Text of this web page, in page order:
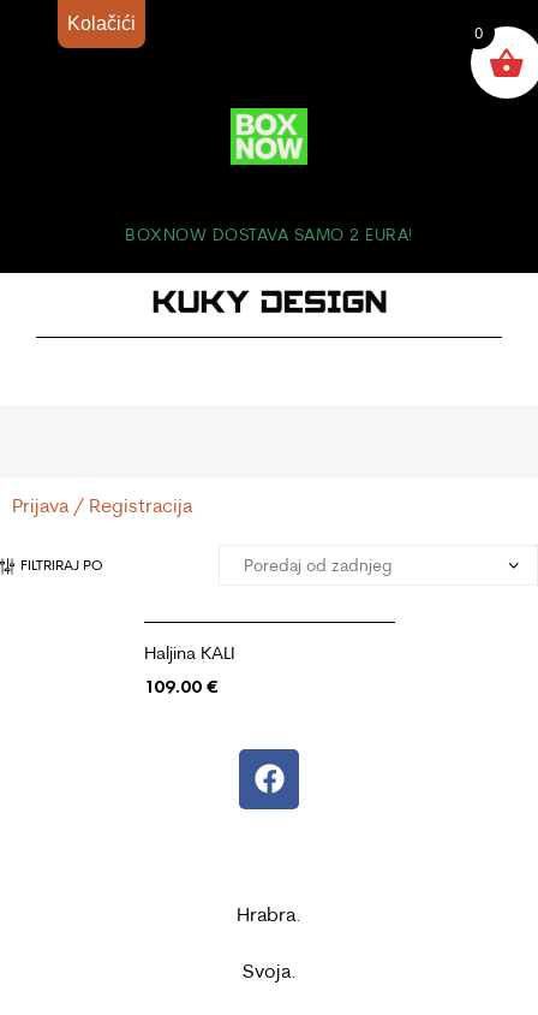
BOXNOW DOSTAVA SAMO 2 EURA!
Prijava / Registracija
FILTRIRAJ PO
Haljina KALI
109.00 €
Hrabra.
Svoja.
0
Kolačići